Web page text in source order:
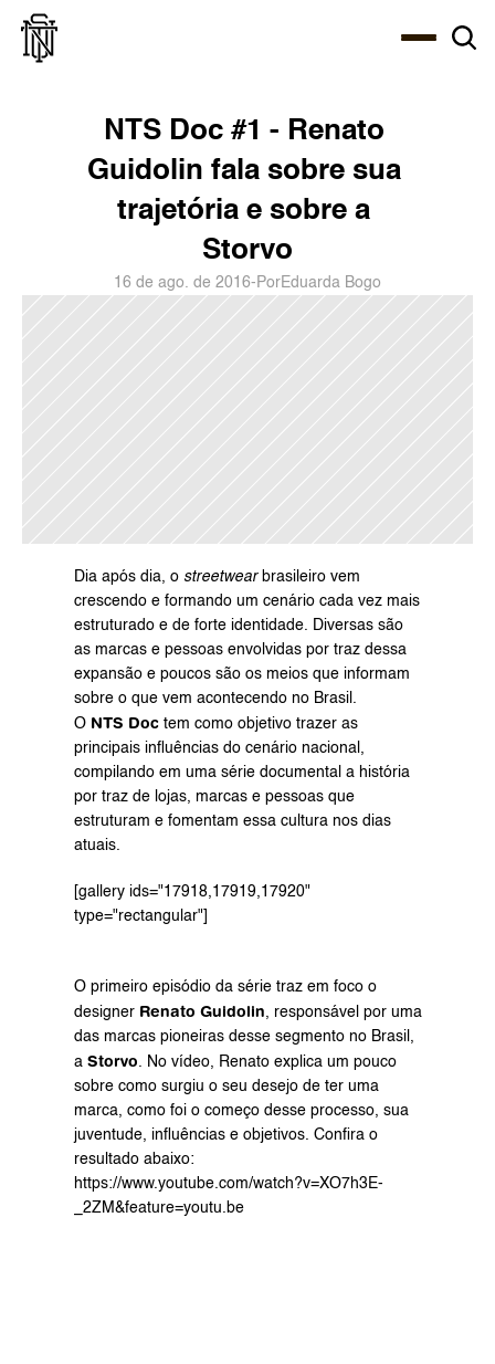
NTS Doc #1 - Renato
Guidolin fala sobre sua
trajetória e sobre a
Storvo
16 de ago. de 2016- PorEduarda Bogo
Dia após dia, o streetwear brasileiro vem
crescendo e formando um cenário cada vez mais
estruturado e de forte identidade. Diversas são
as marcas e pessoas envolvidas por traz dessa
expansão e poucos são os meios que informam
sobre o que vem acontecendo no Brasil.
O NTS Doc tem como objetivo trazer as
principais influências do cenário nacional,
compilando em uma série documental a história
por traz de lojas, marcas e pessoas que
estruturam e fomentam essa cultura nos dias
atuais.
[gallery ids="17918,17919,17920"
type="rectangular"]
O primeiro episódio da série traz em foco o
designer Renato Guidolin, responsável por uma
das marcas pioneiras desse segmento no Brasil,
a Storvo. No vídeo, Renato explica um pouco
sobre como surgiu o seu desejo de ter uma
marca, como foi o começo desse processo, sua
juventude, influências e objetivos. Confira o
resultado abaixo:
https://www.youtube.com/watch?v=XO7h3E-
_2ZM&feature=youtu.be